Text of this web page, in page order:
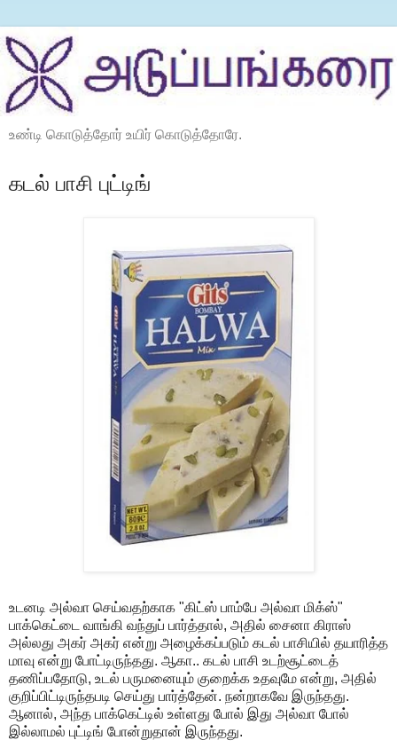
உண்டி கொடுத்தோர் உயிர் கொடுத்தோரே.
கடல் பாசி புட்டிங்
உடனடி அல்வா செய்வதற்காக "கிட்ஸ் பாம்பே அல்வா மிக்ஸ்"
பாக்கெட்டை வாங்கி வந்துப் பார்த்தால், அதில் சைனா கிராஸ்
அல்லது அகர் அகர் என்று அழைக்கப்படும் கடல் பாசியில் தயாரித்த
மாவு என்று போட்டிருந்தது. ஆகா.. கடல் பாசி உடற்சூட்டைத்
தணிப்பதோடு, உடல் பருமனையும் குறைக்க உதவுமே என்று, அதில்
குறிப்பிட்டிருந்தபடி செய்து பார்த்தேன். நன்றாகவே இருந்தது.
ஆனால், அந்த பாக்கெட்டில் உள்ளது போல் இது அல்வா போல்
இல்லாமல் புட்டிங் போன்றுதான் இருந்தது.